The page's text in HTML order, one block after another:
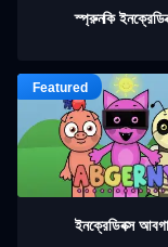
স্প্রুনকি
ইনক্রেডিবক্স